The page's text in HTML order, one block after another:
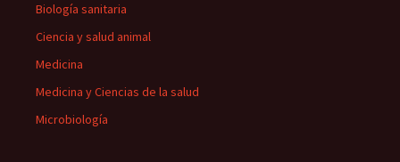
Biología sanitaria
Ciencia y salud animal
Medicina
Medicina y Ciencias de la salud
Microbiología